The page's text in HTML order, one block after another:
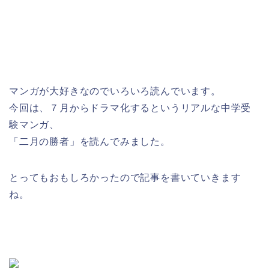
マンガが大好きなのでいろいろ読んでいます。
今回は、７月からドラマ化するというリアルな中学受
験マンガ、
「二月の勝者」を読んでみました。
とってもおもしろかったので記事を書いていきます
ね。